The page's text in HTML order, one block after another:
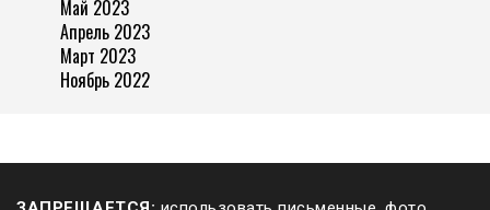
Май 2023
Апрель 2023
Март 2023
Ноябрь 2022